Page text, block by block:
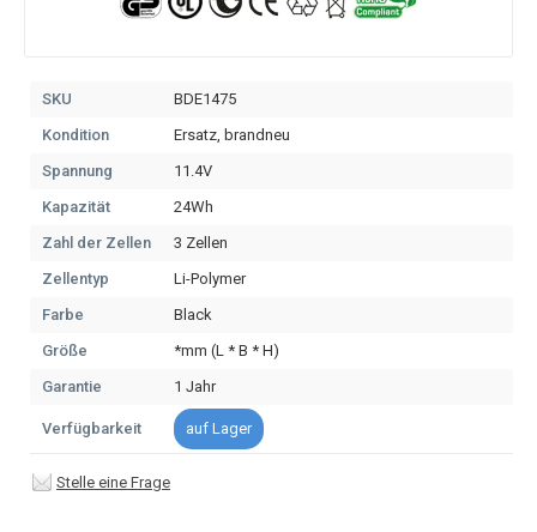
SKU
BDE1475
Kondition
Ersatz, brandneu
Spannung
11.4V
Kapazität
24Wh
Zahl der Zellen
3 Zellen
Zellentyp
Li-Polymer
Farbe
Black
Größe
*mm (L * B * H)
Garantie
1 Jahr
Verfügbarkeit auf Lager
Stelle eine Frage